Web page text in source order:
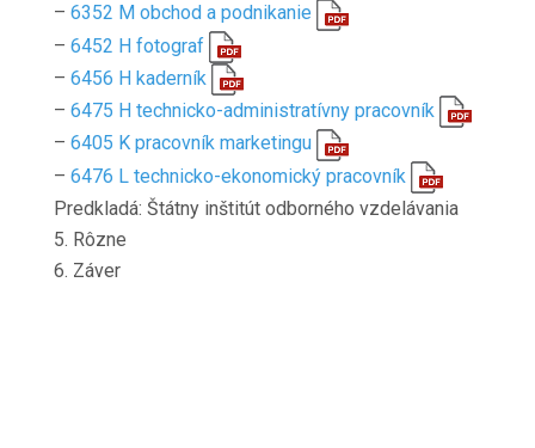
– 6352 M obchod a podnikanie
– 6452 H fotograf
– 6456 H kaderník
– 6475 H technicko-administratívny pracovník
– 6405 K pracovník marketingu
– 6476 L technicko-ekonomický pracovník
Predkladá: Štátny inštitút odborného vzdelávania
5. Rôzne
6. Záver